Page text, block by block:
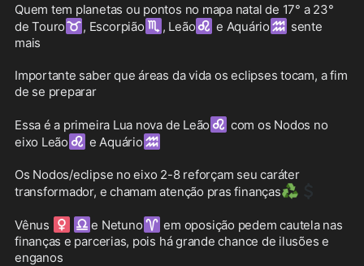
Quem tem planetas ou pontos no mapa natal de 17° a 23°
de Touro♉ , Escorpião ♏ , Leão ♌ e Aquário ♒ sente
mais
Importante saber que áreas da vida os eclipses tocam, a fim
de se preparar
Essa é a primeira Lua nova de Leão ♌ com os Nodos no
eixo Leão ♌ e Aquário ♒
Os Nodos/eclipse no eixo 2-8 reforçam seu caráter
transformador, e chamam atenção pras finanças♻️
Vênus ♀️ ♎ e Netuno ♈ em oposição pedem cautela nas
finanças e parcerias, pois há grande chance de ilusões e
enganos